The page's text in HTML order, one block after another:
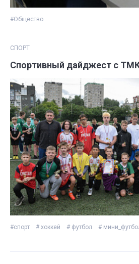
#Общество
СПОРТ
Спортивный дайджест с
#спорт # хоккей # футбол #